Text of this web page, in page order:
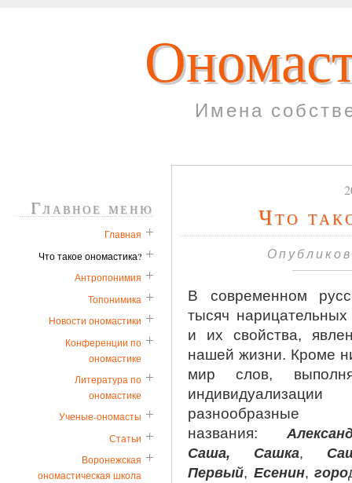
Имена
Что
В современном
тысяч
и их свойства,
нашей жизни. Кроме
мир слов,
названия:
Саша, Сашка,
Первый, Есенин,горо
Главное меню
Главная
Что такое ономастика?
Антропонимия
Топонимика
Новости ономастики
Конференции по
ономастике
Литература по
ономастике
Ученые-ономасты
Статьи
Воронежская
ономастическая школа